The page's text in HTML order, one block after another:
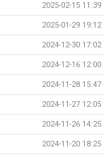
2025-02-15 11:39
2025-01-29 19:12
2024-12-30 17:02
2024-12-16 12:00
2024-11-28 15:47
2024-11-27 12:05
2024-11-26 14:25
2024-11-20 18:25